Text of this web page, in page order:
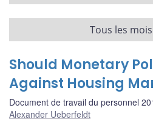
Tous les
Should Monetary
Against Housing
Document de travail du personnel
Alexander Ueberfeldt